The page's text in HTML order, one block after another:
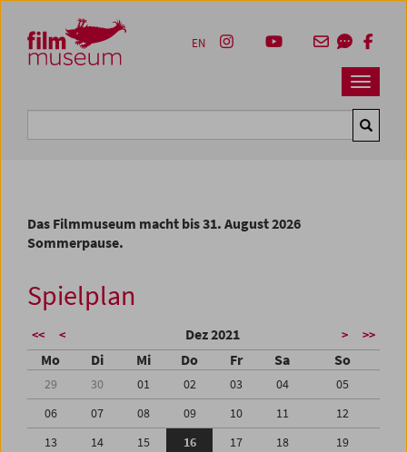
Zum Inhalt
Zum Hauptmenü
Zur Servicenavigation
Zum Suche
Navbar
EN
Das Filmmuseum macht bis 31. August 2026
Sommerpause.
Spielplan
<< < Dez 2021 > >>
Mo Di Mi Do Fr Sa So
29 30 01 02 03 04
05
06
07 08 09 10 11
12
13
14 15 16 17 18
19